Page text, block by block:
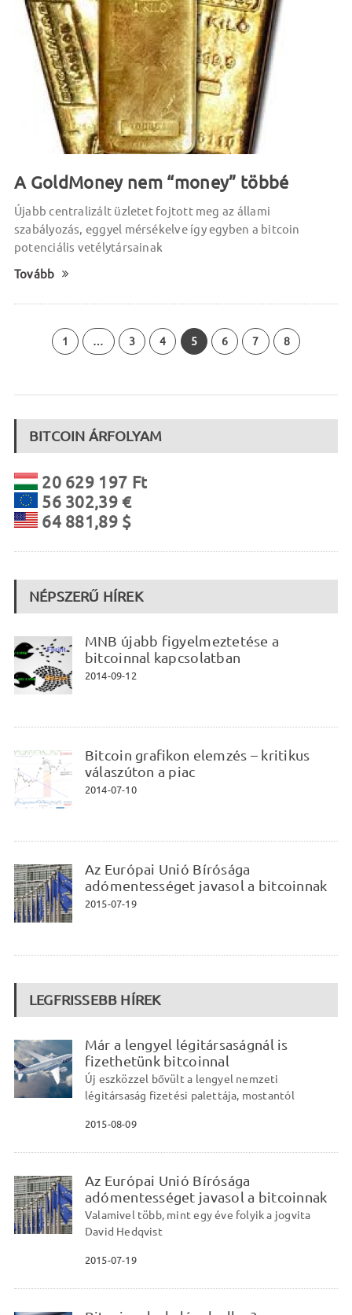
A GoldMoney nem “money” többé
Újabb centralizált üzletet fojtott meg az állami
szabályozás, eggyel mérsékelve így egyben a bitcoin
potenciális vetélytársainak
Tovább
1 … 3 4 5 6 7 8
BITCOIN ÁRFOLYAM
20 629 197 Ft
56 302,39 €
64 881,89 $
NÉPSZERŰ HÍREK
MNB újabb figyelmeztetése a
bitcoinnal kapcsolatban
2014-09-12
Bitcoin grafikon elemzés – kritikus
válaszúton a piac
2014-07-10
Az Európai Unió Bírósága
adómentességet javasol a bitcoinnak
2015-07-19
LEGFRISSEBB HÍREK
Már a lengyel légitársaságnál is
fizethetünk bitcoinnal
Új eszközzel bővült a lengyel nemzeti
légitársaság fizetési palettája, mostantól
2015-08-09
Az Európai Unió Bírósága
adómentességet javasol a bitcoinnak
Valamivel több, mint egy éve folyik a jogvita
David Hedqvist
2015-07-19